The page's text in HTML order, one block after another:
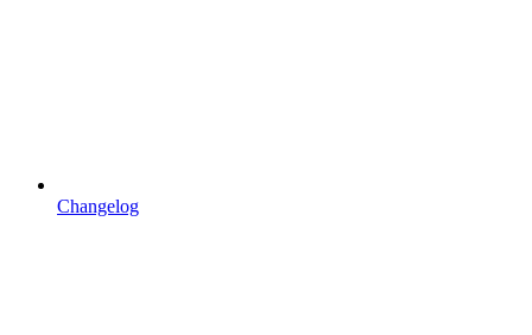
Changelog